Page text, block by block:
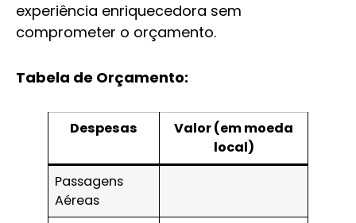
experiência enriquecedora sem
comprometer o orçamento.
Tabela de Orçamento:
Despesas
Valor (em moeda
local)
Passagens
Aéreas